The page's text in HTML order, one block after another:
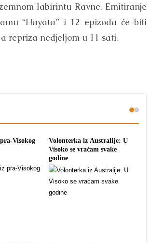
labirintu Ravne. Emitiranje
“Hayata” i 12 epizoda će biti
repriza nedjeljom u 11 sati.
Visokog
Volonterka iz Australije: U
Visoko se vraćam svake
godine